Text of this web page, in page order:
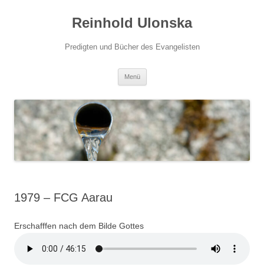
Reinhold Ulonska
Predigten und Bücher des Evangelisten
Menü
1979 – FCG Aarau
Erschafffen nach dem Bilde Gottes